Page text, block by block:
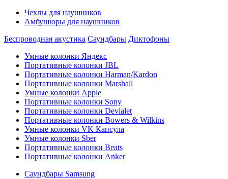
Чехлы для наушников
Амбушюры для наушников
Беспроводная акустика Саундбары Диктофоны
Умные колонки Яндекс
Портативные колонки JBL
Портативные колонки Harman/Kardon
Портативные колонки Marshall
Умные колонки Apple
Портативные колонки Sony
Портативные колонки Devialet
Портативные колонки Bowers & Wilkins
Умные колонки VK Капсула
Умные колонки Sber
Портативные колонки Beats
Портативные колонки Anker
Саундбары Samsung